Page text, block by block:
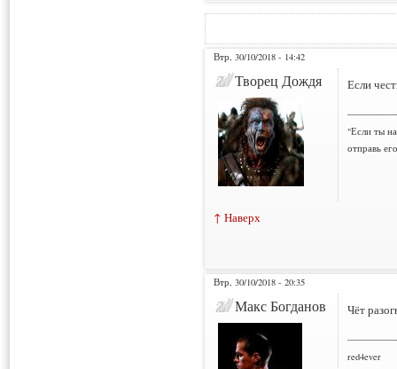
Втр, 30/10/2018 - 14:42
Творец Дождя Если
"Если ты
отправь
↑ Наверх
Втр, 30/10/2018 - 20:35
Макс Богданов Чёт
red4ever